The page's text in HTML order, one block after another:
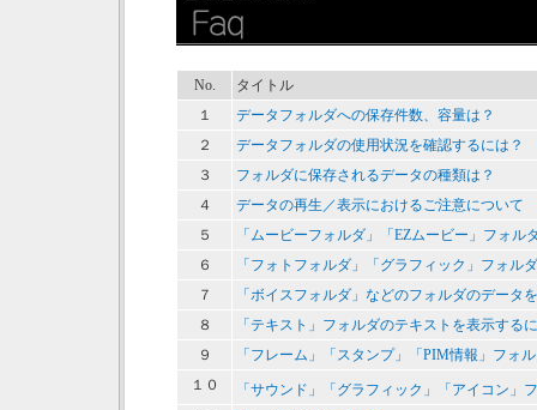
No.
タイトル
１
データフォルダへの保存件数、容量は？
２
データフォルダの使用状況を確認するには？
３
フォルダに保存されるデータの種類は？
４
データの再生／表示におけるご注意について
５
「ムービーフォルダ」「EZムービー」フォル
６
「フォトフォルダ」「グラフィック」フォル
７
「ボイスフォルダ」などのフォルダのデータ
８
「テキスト」フォルダのテキストを表示する
９
「フレーム」「スタンプ」「PIM情報」フォ
１０
「サウンド」「グラフィック」「アイコン」